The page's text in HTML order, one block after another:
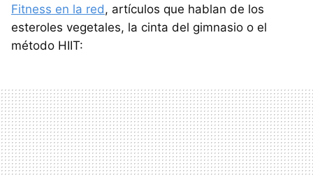
Fitness en la red, artículos que hablan de los
esteroles vegetales, la cinta del gimnasio o el
método HIIT: